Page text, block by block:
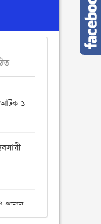
আটক ১